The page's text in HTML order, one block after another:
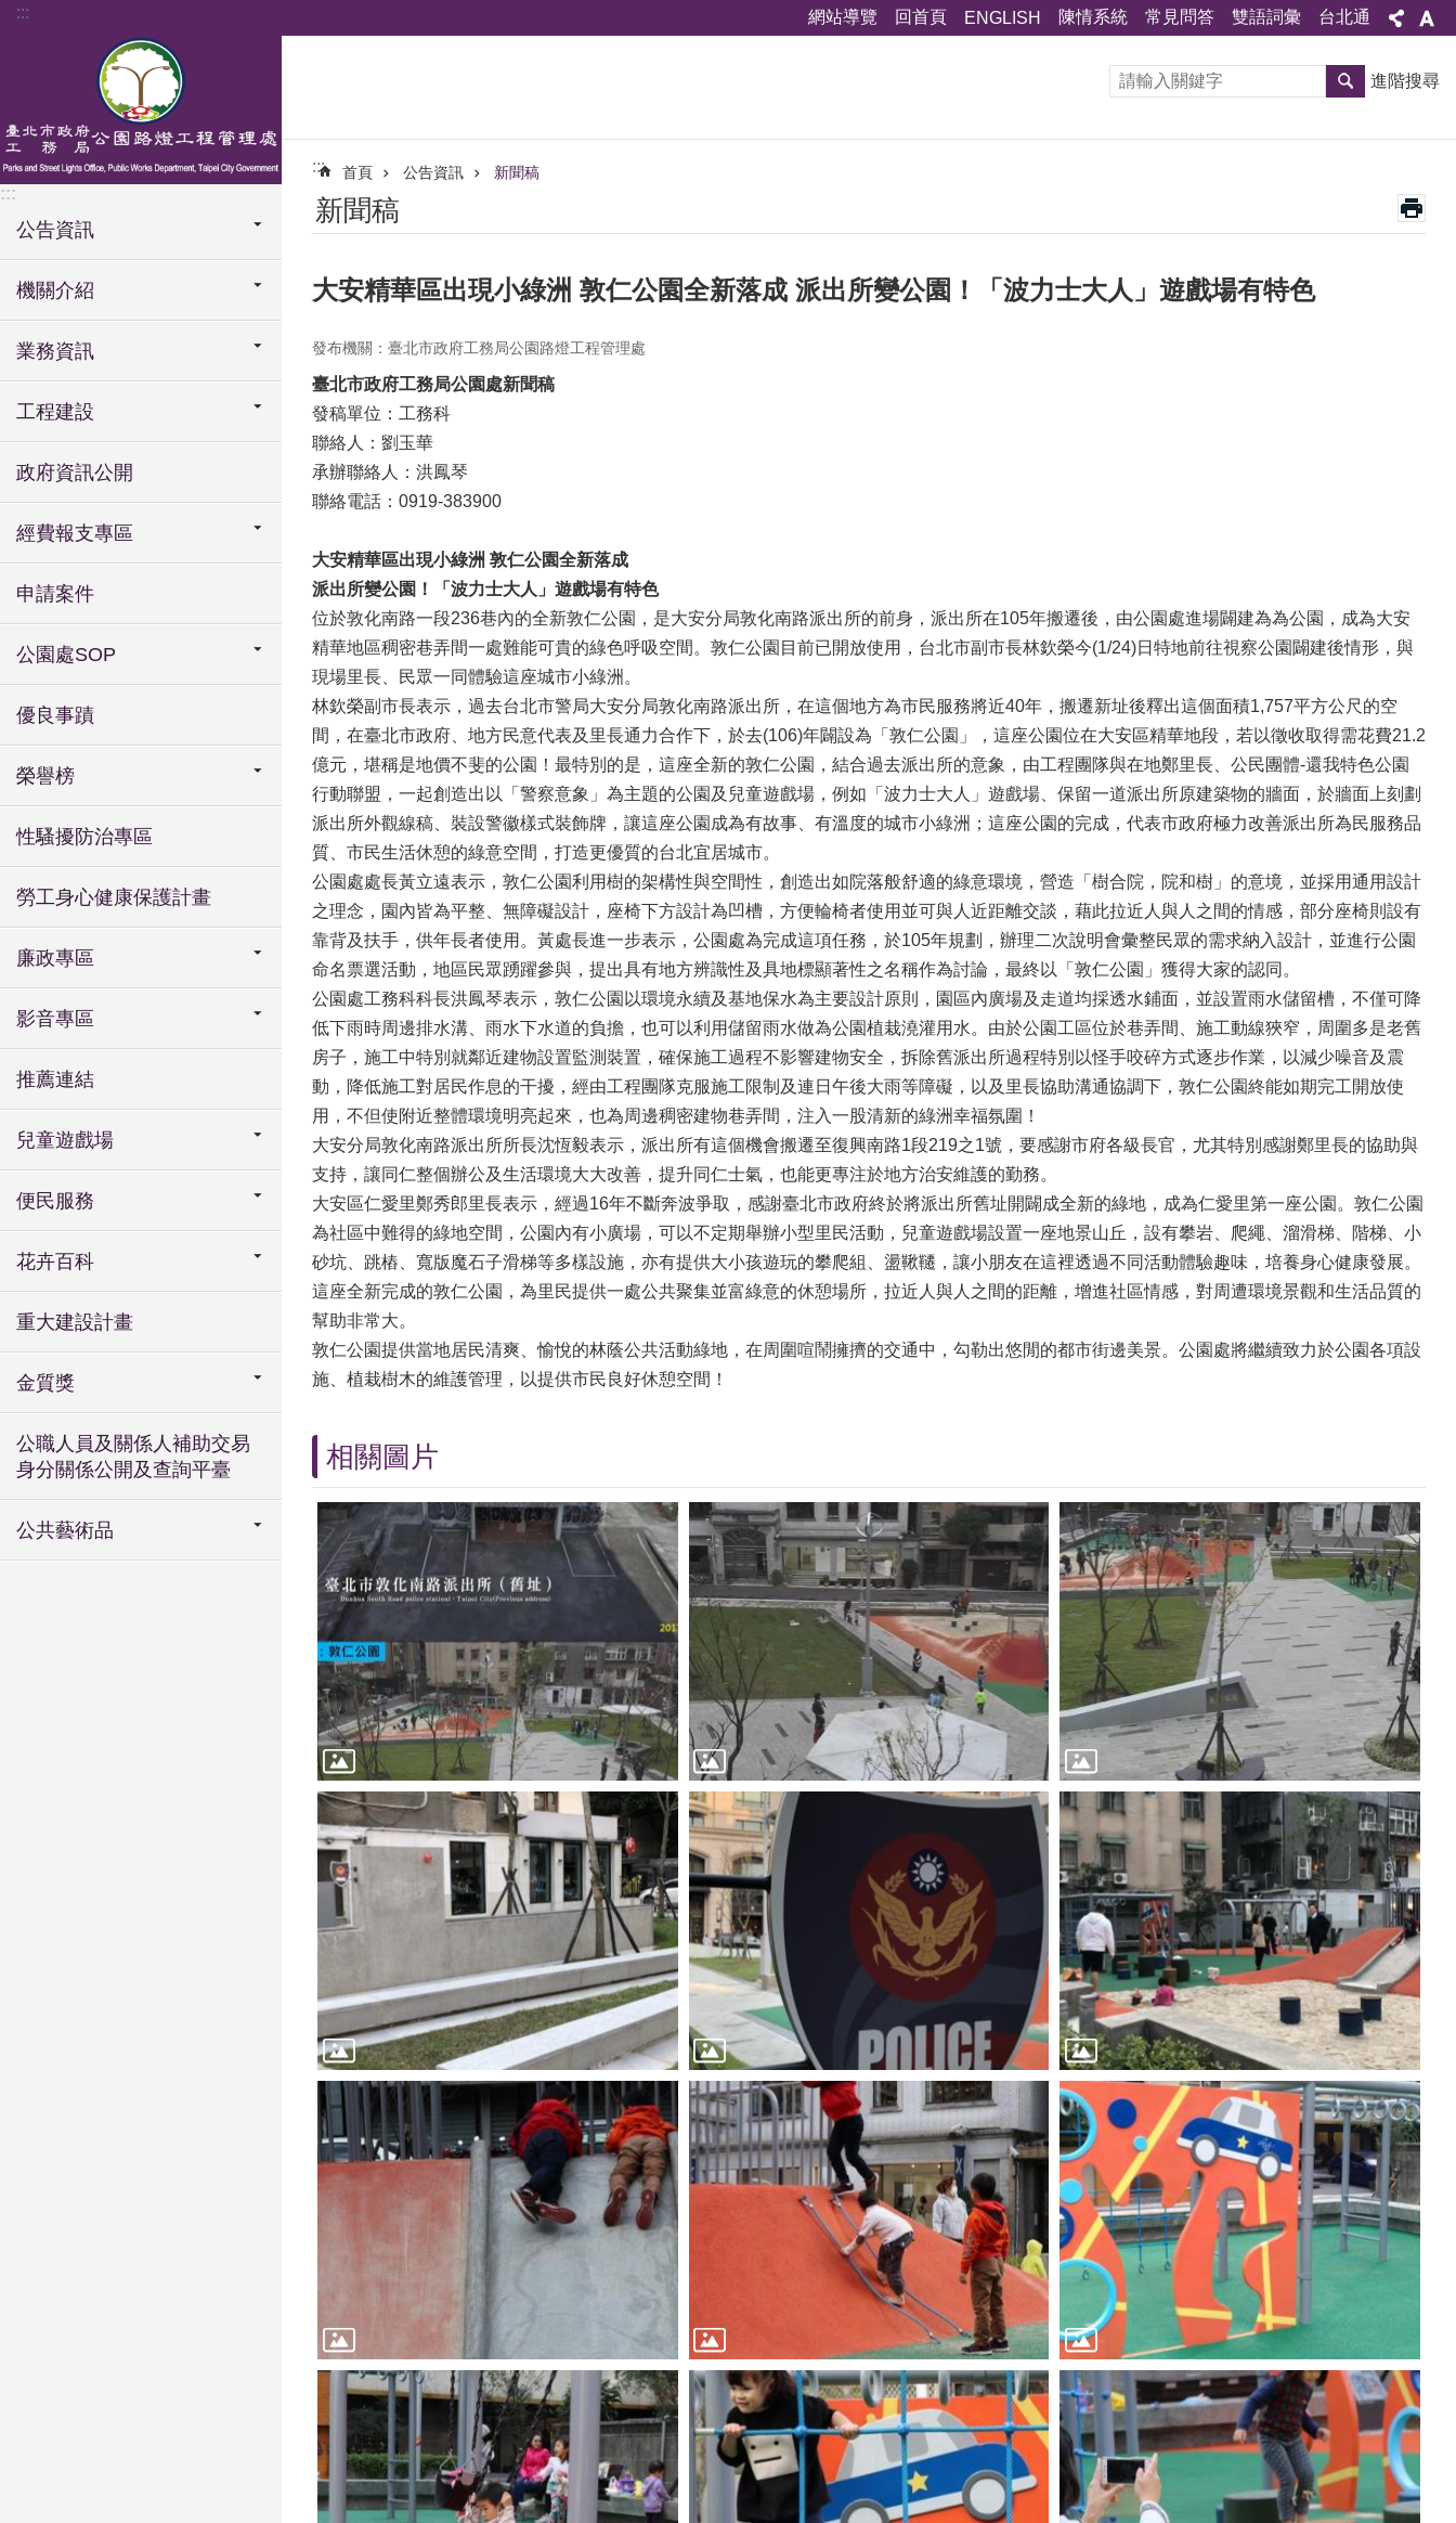
跳到主要內容區塊
::: 網站導覽 回首頁 ENGLISH 陳情系統 常見問答 雙語詞彙 台北通
:::
公告資訊
機關介紹
業務資訊
工程建設
政府資訊公開
經費報支專區
申請案件
公園處SOP
優良事蹟
榮譽榜
性騷擾防治專區
勞工身心健康保護計畫
廉政專區
影音專區
推薦連結
兒童遊戲場
便民服務
花卉百科
重大建設計畫
金質獎
公職人員及關係人補助交易
身分關係公開及查詢平臺
公共藝術品
進階搜尋
::: 首頁 公告資訊 新聞稿
新聞稿
大安精華區出現小綠洲 敦仁公園全新落成 派出所變公園！「波力士大人」遊戲場有特色
發布機關：臺北市政府工務局公園路燈工程管理處
臺北市政府工務局公園處新聞稿
發稿單位：工務科
聯絡人：劉玉華
承辦聯絡人：洪鳳琴
聯絡電話：0919-383900
大安精華區出現小綠洲 敦仁公園全新落成
派出所變公園！
「波力士大人」遊戲場有特色
位於敦化南路一段236巷內的全新敦仁公園，是大安分局敦化南路派出所的前身，派出所在105年搬遷後，由公園處進場闢建為為公園，成為大安
精華地區稠密巷弄間一處難能可貴的綠色呼吸空間。敦仁公園目前已開放使用，台北市副市長林欽榮今(1/24)日特地前往視察公園闢建後情形，與
現場里長、民眾一同體驗這座城市小綠洲。
林欽榮副市長表示，過去台北市警局大安分局敦化南路派出所，在這個地方為市民服務將近40年，搬遷新址後釋出這個面積1,757平方公尺的空
間，在臺北市政府、地方民意代表及里長通力合作下，於去(106)年闢設為「敦仁公園」，這座公園位在大安區精華地段，若以徵收取得需花費21.2
億元，堪稱是地價不斐的公園！最特別的是，這座全新的敦仁公園，結合過去派出所的意象，由工程團隊與在地鄭里長、公民團體-還我特色公園
行動聯盟，一起創造出以「警察意象」為主題的公園及兒童遊戲場，例如「波力士大人」遊戲場、保留一道派出所原建築物的牆面，於牆面上刻劃
派出所外觀線稿、裝設警徽樣式裝飾牌，讓這座公園成為有故事、有溫度的城市小綠洲；這座公園的完成，代表市政府極力改善派出所為民服務品
質、市民生活休憩的綠意空間，打造更優質的台北宜居城市。
公園處處長黃立遠表示，敦仁公園利用樹的架構性與空間性，創造出如院落般舒適的綠意環境，營造「樹合院，院和樹」的意境，並採用通用設計
之理念，園內皆為平整、無障礙設計，座椅下方設計為凹槽，方便輪椅者使用並可與人近距離交談，藉此拉近人與人之間的情感，部分座椅則設有
靠背及扶手，供年長者使用。黃處長進一步表示，公園處為完成這項任務，於105年規劃，辦理二次說明會彙整民眾的需求納入設計，並進行公園
命名票選活動，地區民眾踴躍參與，提出具有地方辨識性及具地標顯著性之名稱作為討論，最終以「敦仁公園」獲得大家的認同。
公園處工務科科長洪鳳琴表示，敦仁公園以環境永續及基地保水為主要設計原則，園區內廣場及走道均採透水鋪面，並設置雨水儲留槽，不僅可降
低下雨時周邊排水溝、雨水下水道的負擔，也可以利用儲留雨水做為公園植栽澆灌用水。由於公園工區位於巷弄間、施工動線狹窄，周圍多是老舊
房子，施工中特別就鄰近建物設置監測裝置，確保施工過程不影響建物安全，拆除舊派出所過程特別以怪手咬碎方式逐步作業，以減少噪音及震
動，降低施工對居民作息的干擾，經由工程團隊克服施工限制及連日午後大雨等障礙，以及里長協助溝通協調下，敦仁公園終能如期完工開放使
用，不但使附近整體環境明亮起來，也為周邊稠密建物巷弄間，注入一股清新的綠洲幸福氛圍！
大安分局敦化南路派出所所長沈恆毅表示，派出所有這個機會搬遷至復興南路1段219之1號，要感謝市府各級長官，尤其特別感謝鄭里長的協助與
支持，讓同仁整個辦公及生活環境大大改善，提升同仁士氣，也能更專注於地方治安維護的勤務。
大安區仁愛里鄭秀郎里長表示，經過16年不斷奔波爭取，感謝臺北市政府終於將派出所舊址開闢成全新的綠地，成為仁愛里第一座公園。敦仁公園
為社區中難得的綠地空間，公園內有小廣場，可以不定期舉辦小型里民活動，兒童遊戲場設置一座地景山丘，設有攀岩、爬繩、溜滑梯、階梯、小
砂坑、跳樁、寬版魔石子滑梯等多樣設施，亦有提供大小孩遊玩的攀爬組、盪鞦韆，讓小朋友在這裡透過不同活動體驗趣味，培養身心健康發展。
這座全新完成的敦仁公園，為里民提供一處公共聚集並富綠意的休憩場所，拉近人與人之間的距離，增進社區情感，對周遭環境景觀和生活品質的
幫助非常大。
敦仁公園提供當地居民清爽、愉悅的林蔭公共活動綠地，在周圍喧鬧擁擠的交通中，勾勒出悠閒的都市街邊美景。公園處將繼續致力於公園各項設
施、植栽樹木的維護管理，以提供市民良好休憩空間！
相關圖片